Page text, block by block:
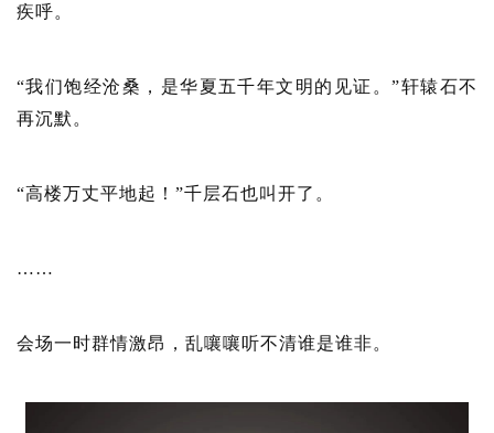
疾呼。
“我们饱经沧桑，是华夏五千年文明的见证。”轩辕石不
再沉默。
“高楼万丈平地起！”千层石也叫开了。
……
会场一时群情激昂，乱嚷嚷听不清谁是谁非。